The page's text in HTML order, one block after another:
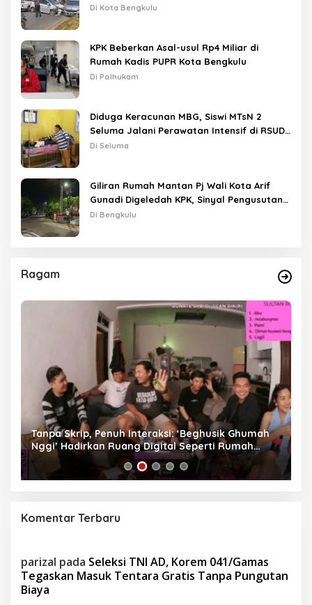
Lampu Merah
Di Kota Bengkulu
KPK Beberkan Asal-usul Rp4 Miliar di
Rumah Kadis PUPR Kota Bengkulu
Di Polhukam
Diduga Keracunan MBG, Siswi MTsN 2
Seluma Jalani Perawatan Intensif di RSUD
Tais
Di Seluma
Giliran Rumah Mantan Pj Wali Kota Arif
Gunadi Digeledah KPK, Sinyal Pengusutan
Meluas
Di Bengkulu
Ragam
Tanpa Skrip, Penuh Interaksi: ‘Beghusik Ghumah
Nggi’ Hadirkan Ruang Digital Seperti Rumah
Sendiri
Komentar Terbaru
parizal pada Seleksi TNI AD, Korem 041/Gamas
Tegaskan Masuk Tentara Gratis Tanpa Pungutan
Biaya